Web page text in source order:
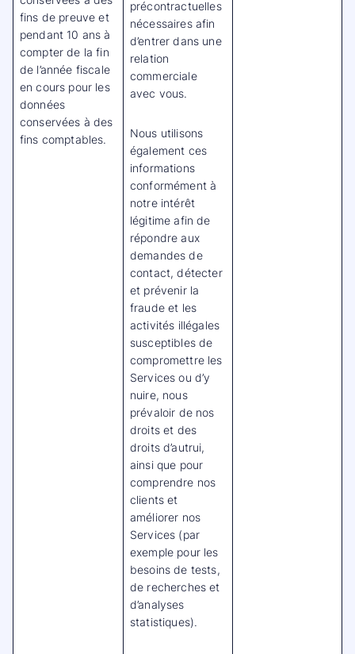
fins de preuve et
pendant 10 ans à
compter de la fin
de l’année fiscale
en cours pour les
données
conservées à des
fins comptables.
précontractuelles
nécessaires afin
d’entrer dans une
relation
commerciale
avec vous.
Nous utilisons
également ces
informations
conformément à
notre intérêt
légitime afin de
répondre aux
demandes de
contact, détecter
et prévenir la
fraude et les
activités illégales
susceptibles de
compromettre les
Services ou d’y
nuire, nous
prévaloir de nos
droits et des
droits d’autrui,
ainsi que pour
comprendre nos
clients et
améliorer nos
Services (par
exemple pour les
besoins de tests,
de recherches et
d’analyses
statistiques).